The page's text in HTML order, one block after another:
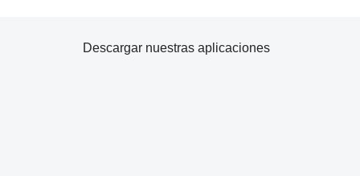
Descargar nuestras aplicaciones